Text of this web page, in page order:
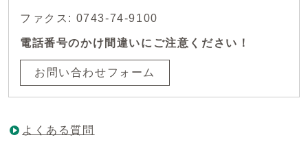
ファクス: 0743-74-9100
電話番号のかけ間違いにご注意ください！
お問い合わせフォーム
よくある質問